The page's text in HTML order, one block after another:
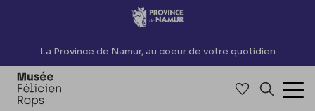
Accèder directement au contenu
La Province de Namur, au coeur de votre quotidien
Accéder à